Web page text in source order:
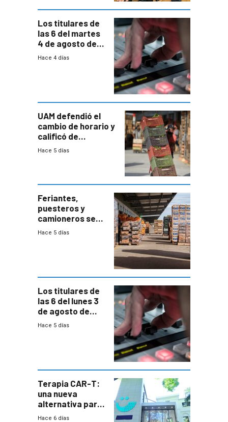
Los titulares de
las 6 del martes
4 de agosto de
2026
Hace 4 días
UAM defendió el
cambio de horario y
calificó de
“desproporcionado”
Hace 5 días
Feriantes,
puesteros y
camioneros se
movilizaron en
Hace 5 días
Los titulares de
las 6 del lunes 3
de agosto de
2026
Hace 5 días
Terapia CAR-T:
una nueva
alternativa para
niños y
Hace 6 días